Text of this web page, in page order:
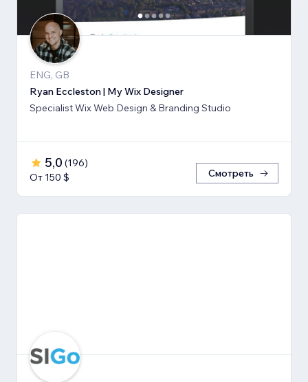
ENG, GB
Ryan Eccleston | My Wix Designer
Specialist Wix Web Design & Branding Studio
5,0 (196)
От 150 $
Смотреть